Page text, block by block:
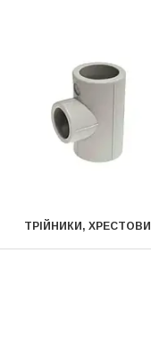
ТРІЙНИКИ,